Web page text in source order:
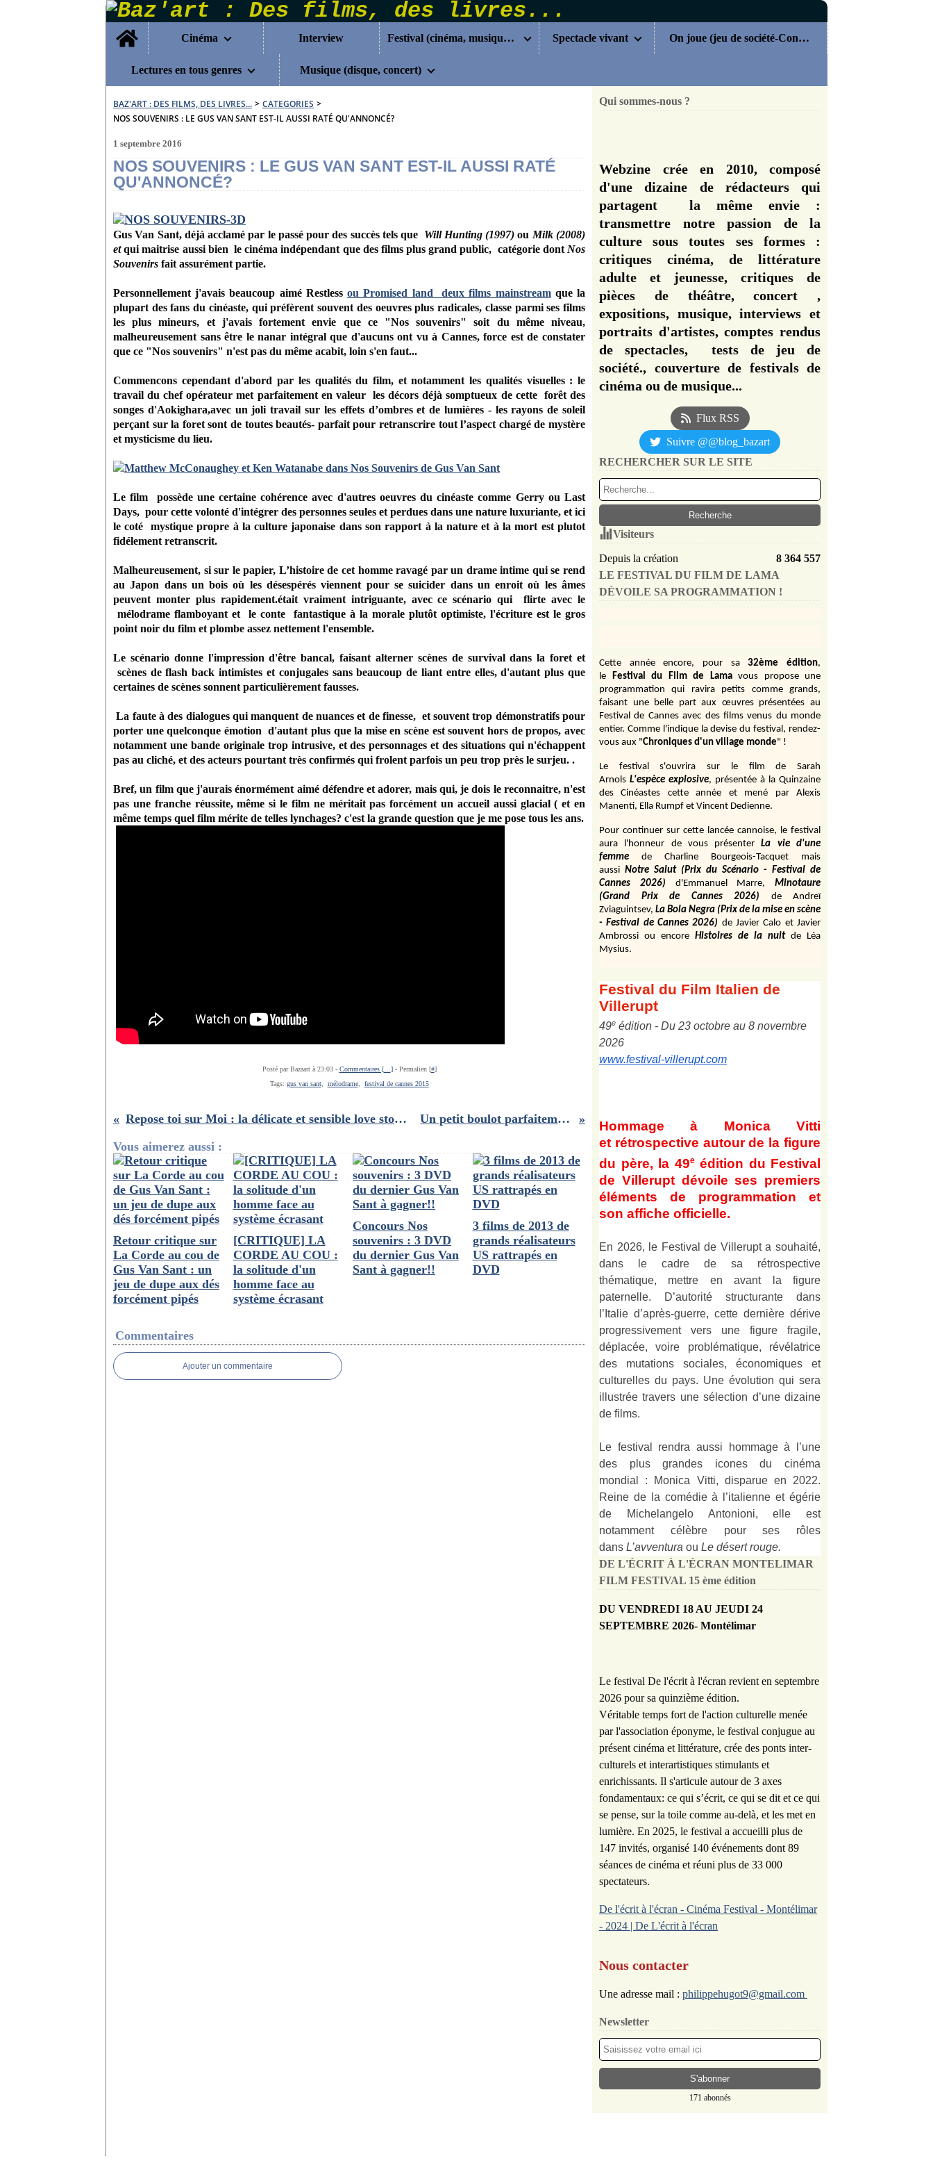
Home
Cinéma
Interview Festival (cinéma, musique...) Spectacle vivant On joue (jeu de société-Concours)
Lectures en tous genres Musique (disque, concert)
BAZ'ART : DES FILMS, DES LIVRES... > CATEGORIES >
NOS SOUVENIRS : LE GUS VAN SANT EST-IL AUSSI RATÉ QU'ANNONCÉ?
1 septembre 2016
NOS SOUVENIRS : LE GUS VAN SANT EST-IL AUSSI RATÉ
QU'ANNONCÉ?
Gus Van Sant,déjà acclamé par le passé pour des succès tels que Will Hunting (1997) ou Milk (2008)
etqui maitrise aussi bien le cinéma indépendant que des films plus grand public, catégorie dont Nos
Souvenirs fait assurément partie.
Personnellement j'avais beaucoup aimé Restlessou Promised land deux films mainstreamque la
plupart des fans du cinéaste, qui préfèrent souvent des oeuvres plus radicales, classe parmi ses films
les plus mineurs, et j'avais fortement envie que ce "Nos souvenirs" soit du même niveau,
malheureusement sans être le nanar intégral que d'aucuns ont vu à Cannes, force est de constater
que ce "Nos souvenirs" n'est pas du même acabit, loin s'en faut...
Commencons cependant d'abord par les qualités du film, et notamment les qualités visuelles : le
travail du chef opérateur met parfaitement en valeur les décors déjà somptueux de cette forêt des
songes d'Aokighara,avec un joli travail sur les effets d’ombres et de lumières - les rayons de soleil
perçant sur la foret sont de toutes beautés- parfait pour retranscrire tout l’aspect chargé de mystère
et mysticisme du lieu.
Le film possède une certaine cohérence avec d'autres oeuvres du cinéaste comme Gerry ou Last
Days, pour cette volonté d'intégrer des personnes seules et perdues dans une nature luxuriante, et ici
le coté mystique propre à la culture japonaise dans son rapport à la nature et à la mort est plutot
fidélement retranscrit.
Malheureusement, si sur le papier, L’histoire de cet homme ravagé par un drame intime qui se rend
au Japon dans un bois où les désespérés viennent pour se suicider dans un enroit où les âmes
peuvent monter plus rapidement.était vraiment intriguante, avec ce scénario qui flirte avec le
mélodrame flamboyant et le conte fantastique à la morale plutôt optimiste, l'écriture est le gros
point noir du film et plombe assez nettement l'ensemble.
Le scénario donne l'impression d'être bancal, faisant alterner scènes de survival dans la foret et
scènes de flash back intimistes et conjugales sans beaucoup de liant entre elles, d'autant plus que
certaines de scènes sonnent particulièrement fausses.
La faute à des dialogues qui manquent de nuances et de finesse, et souvent trop démonstratifs pour
porter une quelconque émotion d'autant plus que la mise en scène est souvent hors de propos, avec
notamment une bande originale trop intrusive, et des personnages et des situations qui n'échappent
pas au cliché, et des acteurs pourtant très confirmés qui frolent parfois un peu trop près le surjeu. .
Bref, un film que j'aurais énormément aimé défendre et adorer, mais qui, je dois le reconnaitre, n'est
pas une franche réussite, même si le film ne méritait pas forcément un accueil aussi glacial ( et en
même temps quel film mérite de telles lynchages? c'est la grande question que je me pose tous les ans.
Posté par Bazaart à 23:03 - Commentaires [… ]- Permalien [#]
Tags: gus van sant, mélodrame, festival de cannes 2015
Repose toi sur Moi : la délicate et sensible love story de Serge Joncour
Un petit boulot parfaitement éxécuté!!
Vous aimerez aussi :
Retour critique sur
La Corde au cou de
Gus Van Sant : un
jeu de dupe aux dés
forcément pipés
[CRITIQUE] LA
CORDE AU COU :
la solitude d'un
homme face au
système écrasant
Concours Nos
souvenirs : 3 DVD
du dernier Gus Van
Sant à gagner!!
3 films de 2013 de
grands réalisateurs
US rattrapés en
DVD
Commentaires
Ajouter un commentaire
Qui sommes-nous ?
Webzine crée en 2010, composé
d'une dizaine de rédacteurs qui
partagent la même envie :
transmettre notre passion de la
culture sous toutes ses formes :
critiques cinéma, de littérature
adulte et jeunesse, critiques de
pièces de théâtre, concert ,
expositions, musique, interviews et
portraits d'artistes, comptes rendus
de spectacles, tests de jeu de
société., couverture de festivals de
cinéma ou de musique...
Flux RSS
Suivre @@blog_bazart
RECHERCHER SUR LE SITE
Visiteurs
Depuis la création
8 364 557
LE FESTIVAL DU FILM DE LAMA
DÉVOILE SA PROGRAMMATION !
Cette année encore, pour sa 32ème édition,
le Festival du Film de Lama vous propose une
programmation qui ravira petits comme grands,
faisant une belle part aux œuvres présentées au
Festival de Cannes avec des films venus du monde
entier. Comme l'indique la devise du festival, rendez-
vous aux "Chroniques d'un village monde" !
Le festival s'ouvrira sur le film de Sarah
Arnols L'espèce explosive, présentée à la Quinzaine
des Cinéastes cette année et mené par Alexis
Manenti, Ella Rumpf et Vincent Dedienne.
Pour continuer sur cette lancée cannoise, le festival
aura l'honneur de vous présenter
La vie d'une
femme
de Charline Bourgeois-Tacquet
mais
aussi Notre Salut (Prix du Scénario - Festival de
Cannes 2026)
d'Emmanuel Marre,
Minotaure
(Grand Prix de Cannes 2026)
de Andreï
Zviaguintsev, La Bola Negra (Prix de la mise en scène
- Festival de Cannes 2026) de Javier Calo et Javier
Ambrossi ou encore Histoires de la nuit de Léa
Mysius.
Festival du Film Italien de
Villerupt
49e édition - Du 23 octobre au 8 novembre
2026
www.festival-villerupt.com
Hommage à Monica Vitti
et rétrospective autour de la figure
du père, la 49e édition du Festival
de Villerupt dévoile ses premiers
éléments de programmation et
son affiche officielle.
En 2026, le Festival de Villerupt a souhaité,
dans le cadre de sa rétrospective
thématique, mettre en avant la figure
paternelle. D’autorité structurante dans
l’Italie d’après-guerre, cette dernière dérive
progressivement vers une figure fragile,
déplacée, voire problématique, révélatrice
des mutations sociales, économiques et
culturelles du pays. Une évolution qui sera
illustrée travers une sélection d’une dizaine
de films.
Le festival rendra aussi hommage à l’une
des plus grandes icones du cinéma
mondial : Monica Vitti, disparue en 2022.
Reine de la comédie à l’italienne et égérie
de Michelangelo Antonioni, elle est
notamment célèbre pour ses rôles
dans L’avventura ou Le désert rouge.
DE L'ÉCRIT À L'ÉCRAN MONTELIMAR
FILM FESTIVAL 15 ème édition
DU VENDREDI 18 AU JEUDI 24
SEPTEMBRE 2026- Montélimar
Le festival De l'écrit à l'écran revient en septembre
2026 pour sa quinzième édition.
Véritable temps fort de l'action culturelle menée
par l'association éponyme, le festival conjugue au
présent cinéma et littérature, crée des ponts inter-
culturels et interartistiques stimulants et
enrichissants. Il s'articule autour de 3 axes
fondamentaux: ce qui s’écrit, ce qui se dit et ce qui
se pense, sur la toile comme au-delà, et les met en
lumière. En 2025, le festival a accueilli plus de
147 invités, organisé 140 événements dont 89
séances de cinéma et réuni plus de 33 000
spectateurs.
De l'écrit à l'écran - Cinéma Festival - Montélimar
- 2024 | De L'écrit à l'écran
Nous contacter
Une adresse mail : philippehugot9@gmail.com
Newsletter
171 abonnés